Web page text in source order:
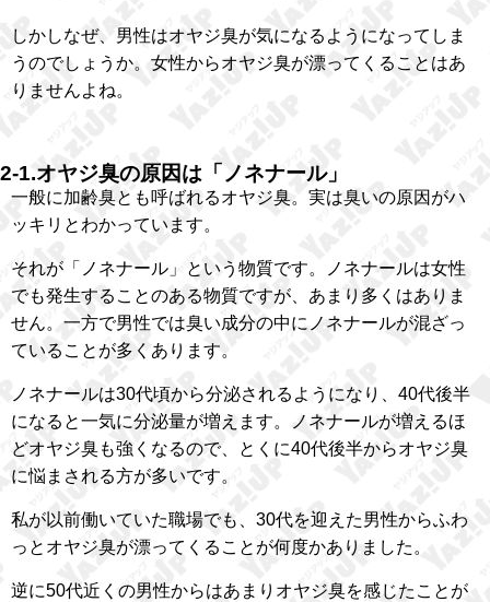
しかしなぜ、男性はオヤジ臭が気になるようになってしま
うのでしょうか。女性からオヤジ臭が漂ってくることはあ
りませんよね。
2-1.オヤジ臭の原因は「ノネナール」
一般に加齢臭とも呼ばれるオヤジ臭。実は臭いの原因がハ
ッキリとわかっています。
それが「ノネナール」という物質です。ノネナールは女性
でも発生することのある物質ですが、あまり多くはありま
せん。一方で男性では臭い成分の中にノネナールが混ざっ
ていることが多くあります。
ノネナールは30代頃から分泌されるようになり、40代後半
になると一気に分泌量が増えます。ノネナールが増えるほ
どオヤジ臭も強くなるので、とくに40代後半からオヤジ臭
に悩まされる方が多いです。
私が以前働いていた職場でも、30代を迎えた男性からふわ
っとオヤジ臭が漂ってくることが何度かありました。
逆に50代近くの男性からはあまりオヤジ臭を感じたことが